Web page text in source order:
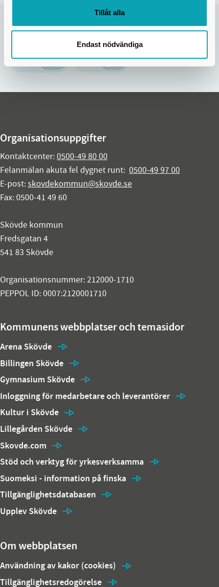
Tillåt alla
Endast nödvändiga
Sidan uppdaterades:14 mar 2025
Hjälpte informationen på den här sidan dig?
Nej
Ja
Organisationsuppgifter
Kontaktcenter:0500-49 80 00
Felanmälan akuta fel dygnet runt: 0500-49 97 00
E-post:skovdekommun@skovde.se
Fax: 0500-41 49 60
Skövde kommun
Fredsgatan 4
541 83 Skövde
Organisationsnummer: 212000-1710
PEPPOL ID: 0007:2120001710
Kommunens webbplatser och temasidor
Arena Skövde
Billingen Skövde
Gymnasium Skövde
Inloggning för medarbetare och leverantörer
Kultur i Skövde
Lillegården Skövde
Skovde.com
Stöd och verktyg för yrkesverksamma
Suomeksi - information på finska
Tillgänglighetsdatabasen
Upplev Skövde
Om webbplatsen
Användning av kakor (cookies)
Tillgänglighetsredogörelse